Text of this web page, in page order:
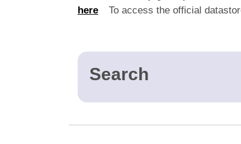
To access the official datastore of
Search